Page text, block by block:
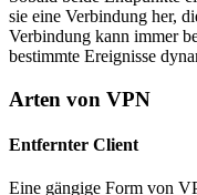
sie eine Verbindung her,
Verbindung kann immer
bestimmte Ereignisse
Arten von VPN
Entfernter Client
Eine gängige Form von